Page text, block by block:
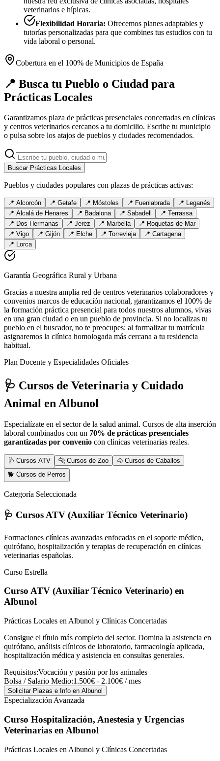
veterinarios e hípicas.
Flexibilidad Horaria: Ofrecemos planes adaptables y
tutorías personalizadas para que combines tus estudios con tu
vida laboral o personal.
Cobertura en el 100% de Municipios de España
📍 Busca tu Pueblo o Ciudad para
Prácticas Locales
Garantizamos plaza de prácticas presenciales concertadas en clínicas
y centros veterinarios cercanos a tu domicilio. Escribe tu municipio
o pulsa sobre los atajos de pueblos y ciudades recomendados.
Buscar Prácticas Locales
Pueblos y ciudades populares con plazas de prácticas activas:
📍 Alcorcón 📍 Getafe 📍 Móstoles 📍 Fuenlabrada 📍 Leganés
📍 Alcalá de Henares 📍 Badalona 📍 Sabadell 📍 Terrassa
📍 Dos Hermanas 📍 Jerez 📍 Marbella 📍 Roquetas de Mar
📍 Vigo 📍 Gijón 📍 Elche 📍 Torrevieja 📍 Cartagena
📍 Lorca
Garantía Geográfica Rural y Urbana
Gracias a nuestra amplia red de centros veterinarios colaboradores y
convenios marcos de educación nacional, garantizamos el 100% de
la formación práctica presencial para todos nuestros alumnos, vivas
en una gran ciudad o en un pueblo de provincia. Si no localizas tu
pueblo en el buscador, no te preocupes: al formalizar tu matrícula
asignaremos la clínica homologada más cercana a tu residencia
habitual.
Plan Docente y Especialidades Oficiales
🩺 Cursos de Veterinaria y Cuidado
Animal en Albunol
Especialízate en el sector de la salud animal. Cursos de alta inserción
laboral combinados con un 70% de prácticas presenciales
garantizadas por convenio con clínicas veterinarias reales.
🩺 Cursos ATV 🐆 Cursos de Zoo
🐴 Cursos de Caballos
🐕 Cursos de Perros
Categoría Seleccionada
🩺 Cursos ATV (Auxiliar Técnico Veterinario)
Formaciones clínicas avanzadas enfocadas en el soporte médico,
quirófano, hospitalización y terapias de recuperación en clínicas
veterinarias españolas.
Curso Estrella
Curso ATV (Auxiliar Técnico Veterinario) en
Albunol
Prácticas Locales en Albunol y Clínicas Concertadas
Consigue el título más completo del sector. Domina la asistencia en
quirófano, análisis clínicos de laboratorio, farmacología aplicada,
hospitalización médica y asistencia en consultas generales.
Requisitos:Vocación y pasión por los animales
Bolsa / Salario Medio:1.500€ - 2.100€ / mes
Solicitar Plazas e Info en Albunol
Especialización Avanzada
Curso Hospitalización, Anestesia y Urgencias
Veterinarias en Albunol
Prácticas Locales en Albunol y Clínicas Concertadas